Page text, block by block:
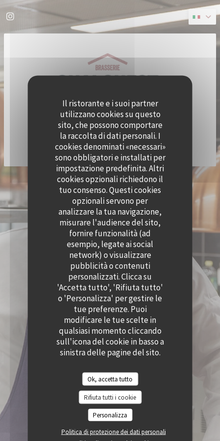
Personalizzazione delle tue scelte sui cookie
Il ristorante e i suoi partner
utilizzano cookies su questo
sito, che possono comportare
la raccolta di dati personali. I
cookies denominati «necessari»
sono obbligatori e installati per
impostazione predefinita. Altri
cookies opzionali richiedono il
tuo consenso. Questi cookies
opzionali servono per
analizzare la tua navigazione,
misurare l'audience del sito,
fornire funzionalità (ad
esempio, legate ai social
network) o visualizzare
pubblicità o contenuti
personalizzati. Clicca su
'Accetta tutto', 'Rifiuta tutto'
o 'Personalizza' per gestire le
tue preferenze. Puoi
modificare le tue scelte in
qualsiasi momento cliccando
sull'icona del cookie in basso a
sinistra delle pagine del sito.
Ok, accetta tutto
Rifiuta tutti i cookie
Personalizza
Politica di protezione dei dati personali
Instagram ((apre una nuova finestra))
© 2026 QUAI OUEST — CREAZIONE DEL SITO INTERNET RISTORANTE CON
ZENCHEF((APRE UNA NUOVA FINESTRA))
NOTE LEGALI
((APRE UNA NUOVA FINESTRA))
TERMINI DI UTILIZZO
((APRE UNA NUOVA FINESTRA))
POLITICA DI PROTEZIONE DEI DATI PERSONALI
((APRE UNA NUOVA FINESTRA))
INFORMATIVA SUI COOKIE
ACCESSIBILITA
((APRE UNA NUOVA FINESTRA))